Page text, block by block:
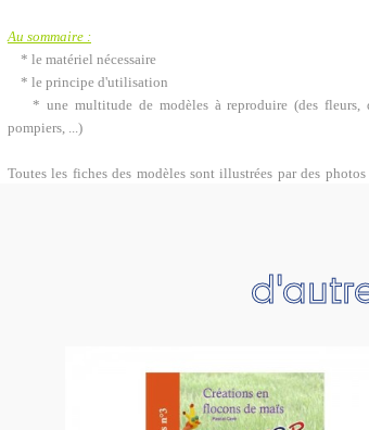
Au sommaire :
* le matériel nécessaire
* le principe d'utilisation
* une multitude de modèles à reproduire (des fleurs,
pompiers, ...)
Toutes les fiches des modèles sont illustrées par des